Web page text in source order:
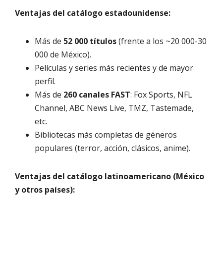
Ventajas del catálogo estadounidense:
Más de 52 000 títulos(frente a los ~20 000-30
000 de México).
Películas y series más recientes y de mayor
perfil.
Más de 260 canales FAST: Fox Sports, NFL
Channel, ABC News Live, TMZ, Tastemade,
etc.
Bibliotecas más completas de géneros
populares (terror, acción, clásicos, anime).
Ventajas del catálogo latinoamericano (México
y otros países):